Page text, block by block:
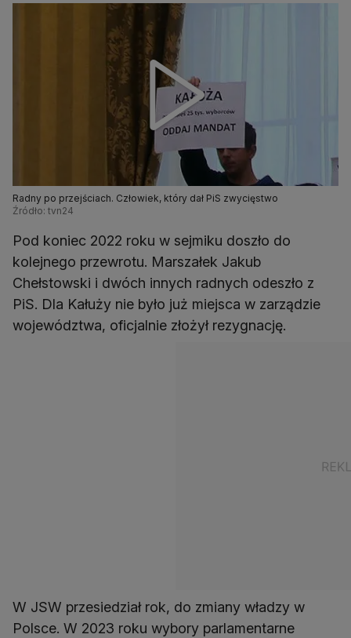
Radny po przejściach. Człowiek, który dał PiS zwycięstwo
Źródło: tvn24
Pod koniec 2022 roku w sejmiku doszło do
kolejnego przewrotu. Marszałek Jakub
Chełstowski i dwóch innych radnych odeszło z
PiS. Dla Kałuży nie było już miejsca w zarządzie
województwa, oficjalnie złożył rezygnację.
W JSW przesiedział rok, do zmiany władzy w
Polsce. W 2023 roku wybory parlamentarne